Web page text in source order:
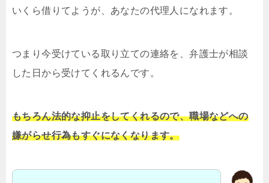
いくら借りてようが、あなたの代理人になれます。
つまり今受けている取り立ての連絡を、弁護士が相談
した日から受けてくれるんです。
もちろん法的な抑止をしてくれるので、職場などへの
嫌がらせ行為もすぐになくなります。